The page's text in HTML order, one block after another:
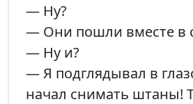
— Ну?
— Они пошли вместе в
— Ну и?
— Я подглядывал в
начал снимать штаны!